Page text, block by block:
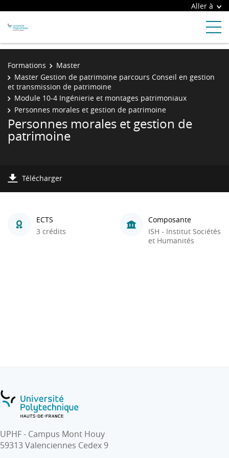
Aller à
Formations
Master
Master Gestion de patrimoine parcours Conseil en gestion
et transmission de patrimoine
Module 10-4 Ingénierie et montages patrimoniaux
Personnes morales et gestion de patrimoine
Personnes morales et gestion de
patrimoine
Télécharger
ECTS
3 crédits
Composante
ISH - Institut Sociétés
et Humanités
UPHF - Campus Mont Houy
59313 Valenciennes Cedex 9